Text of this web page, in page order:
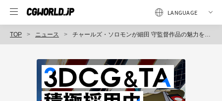
TOP ニュース チャールズ・ソロモンが細田 守監督作品の魅力を紐解く『THE MAN WHO LEAPT THROUGH FILM 細田守の芸術世界』7月発売（グラフィック社）